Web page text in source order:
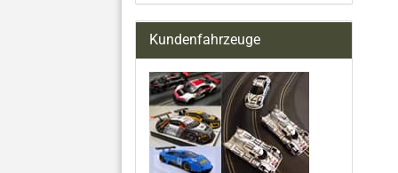
Kundenfahrzeuge